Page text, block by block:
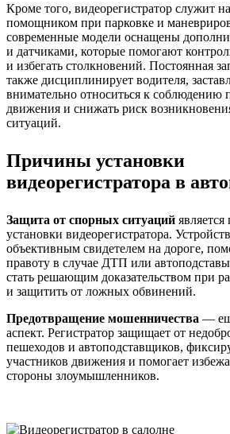
Кроме того, видеорегистратор служит
помощником при парковке и
современные модели оснащены
и датчиками, которые помогают
и избегать столкновений. Постоянная
также дисциплинирует водителя,
внимательно относиться к соблюдению
движения и снижать риск
ситуаций.
Причины установки
видеорегистратора в
Защита от спорных ситуаций
установки видеорегистратора.
объективным свидетелем на дороге,
правоту в случае ДТП или
стать решающим доказательством при
и защитить от ложных обвинений.
Предотвращение мошенничества —
аспект. Регистратор защищает от
пешеходов и автоподставщиков,
участников движения и помогает
стороны злоумышленников.